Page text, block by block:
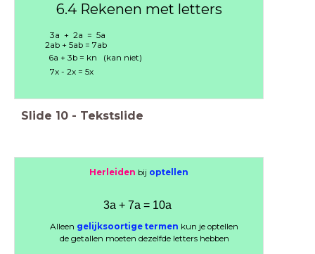
6.4 Rekenen met letters
3a + 2a = 5a
2ab + 5ab = 7ab
6a + 3b = kn (kan niet)
7x - 2x = 5x
Slide 10 - Tekstslide
Herleiden bij optellen
3a + 7a = 10a
Alleen gelijksoortige termen kun je optellen
de getallen moeten dezelfde letters hebben